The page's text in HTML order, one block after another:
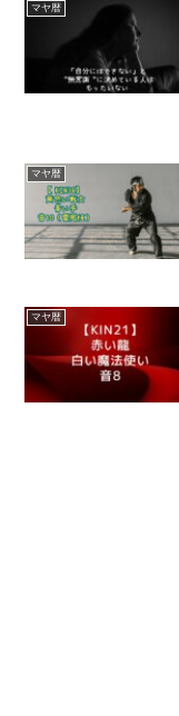
マヤ暦
マヤ暦
マヤ暦